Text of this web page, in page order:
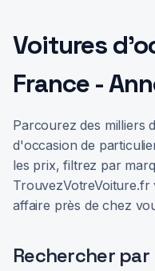
Voitures
France -
Parcourez des milliers
d'occasion de
les prix, filtrez par
affaire près de chez
Rechercher